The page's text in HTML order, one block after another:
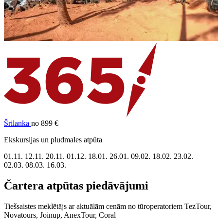
Šrilanka no 899 €
Ekskursijas un pludmales atpūta
01.11. 12.11. 20.11. 01.12. 18.01. 26.01. 09.02. 18.02. 23.02.
02.03. 08.03. 16.03.
Čartera atpūtas piedāvājumi
Tiešsaistes meklētājs ar aktuālām cenām no tūroperatoriem TezTour,
Novatours, Joinup, AnexTour, Coral